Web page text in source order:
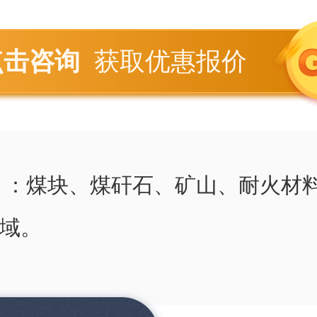
咨询 获取优惠报价
煤块、煤矸石、矿山、耐火材
。